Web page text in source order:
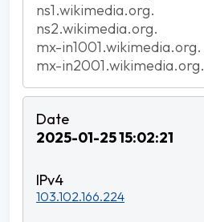
ns1.wikimedia.org.
ns2.wikimedia.org.
mx-in1001.wikimedia.org.
mx-in2001.wikimedia.org.
2025-01-25 15:02:21
103.102.166.224